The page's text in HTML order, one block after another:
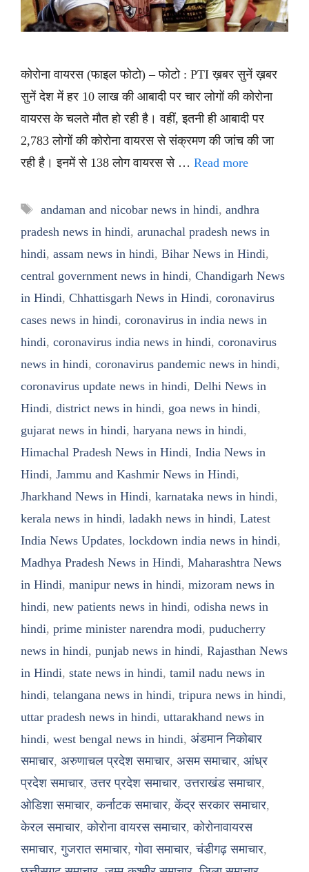
कोरोना वायरस (फाइल फोटो) – फोटो : PTI ख़बर सुनें ख़बर
सुनें देश में हर 10 लाख की आबादी पर चार लोगों की कोरोना
वायरस के चलते मौत हो रही है। वहीं, इतनी ही आबादी पर
2,783 लोगों की कोरोना वायरस से संक्रमण की जांच की जा
रही है। इनमें से 138 लोग वायरस से … Read more
Tags
andaman and nicobar news in hindi, andhra
pradesh news in hindi, arunachal pradesh news in
hindi, assam news in hindi, Bihar News in Hindi,
central government news in hindi, Chandigarh News
in Hindi, Chhattisgarh News in Hindi, coronavirus
cases news in hindi, coronavirus in india news in
hindi, coronavirus india news in hindi, coronavirus
news in hindi, coronavirus pandemic news in hindi,
coronavirus update news in hindi, Delhi News in
Hindi, district news in hindi, goa news in hindi,
gujarat news in hindi, haryana news in hindi,
Himachal Pradesh News in Hindi, India News in
Hindi, Jammu and Kashmir News in Hindi,
Jharkhand News in Hindi, karnataka news in hindi,
kerala news in hindi, ladakh news in hindi, Latest
India News Updates, lockdown india news in hindi,
Madhya Pradesh News in Hindi, Maharashtra News
in Hindi, manipur news in hindi, mizoram news in
hindi, new patients news in hindi, odisha news in
hindi, prime minister narendra modi, puducherry
news in hindi, punjab news in hindi, Rajasthan News
in Hindi, state news in hindi, tamil nadu news in
hindi, telangana news in hindi, tripura news in hindi,
uttar pradesh news in hindi, uttarakhand news in
hindi, west bengal news in hindi, अंडमान निकोबार
समाचार, अरुणाचल प्रदेश समाचार, असम समाचार, आंध्र
प्रदेश समाचार,उत्तर प्रदेश समाचार,उत्तराखंड समाचार,
ओडिशा समाचार,कर्नाटक समाचार,केंद्र सरकार समाचार,
केरल समाचार,कोरोना वायरस समाचार,कोरोनावायरस
समाचार,गुजरात समाचार,गोवा समाचार,चंडीगढ़ समाचार,